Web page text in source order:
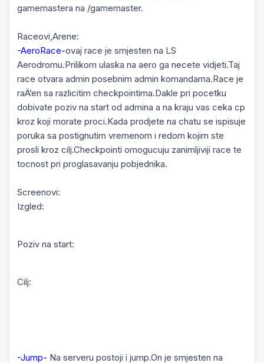
gamemastera na /gamemaster.
Raceovi,Arene:
-AeroRace-ovaj race je smjesten na LS
Aerodromu.Prilikom ulaska na aero ga necete vidjeti.Taj
race otvara admin posebnim admin komandama.Race je
raÄ‘en sa razlicitim checkpointima.Dakle pri pocetku
dobivate poziv na start od admina a na kraju vas ceka cp
kroz koji morate proci.Kada prodjete na chatu se ispisuje
poruka sa postignutim vremenom i redom kojim ste
prosli kroz cilj.Checkpointi omogucuju zanimljiviji race te
tocnost pri proglasavanju pobjednika.
Screenovi:
Izgled:
Poziv na start:
Cilj:
-Jump- Na serveru postoji i jump.On je smjesten na